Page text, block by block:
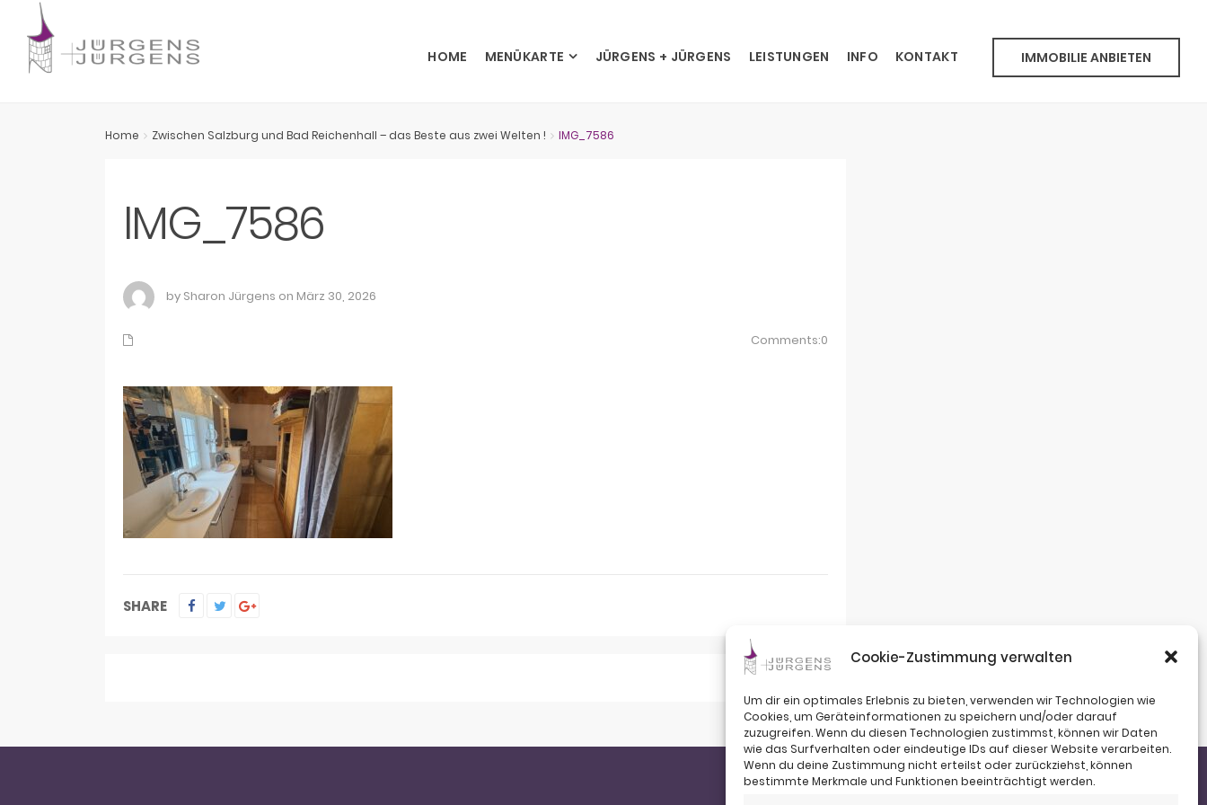
Cookie-Zustimmung verwalten
Um dir ein optimales Erlebnis zu bieten, verwenden wir Technologien wie
Cookies, um Geräteinformationen zu speichern und/oder darauf
zuzugreifen. Wenn du diesen Technologien zustimmst, können wir Daten
wie das Surfverhalten oder eindeutige IDs auf dieser Website verarbeiten.
Wenn du deine Zustimmung nicht erteilst oder zurückziehst, können
bestimmte Merkmale und Funktionen beeinträchtigt werden.
IMMOBILIE ANBIETEN
HOME MENÜKARTE JÜRGENS + JÜRGENS LEISTUNGEN INFO KONTAKT
Home Zwischen Salzburg und Bad Reichenhall – das Beste aus zwei Welten ! IMG_7586
IMG_7586
by Sharon Jürgens on März 30, 2026
Comments:0
SHARE